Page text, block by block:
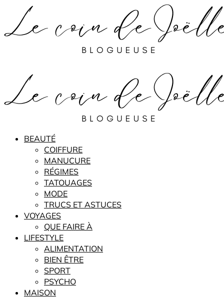
BEAUTÉ
COIFFURE
MANUCURE
RÉGIMES
TATOUAGES
MODE
TRUCS ET ASTUCES
VOYAGES
QUE FAIRE À
LIFESTYLE
ALIMENTATION
BIEN ÊTRE
SPORT
PSYCHO
MAISON